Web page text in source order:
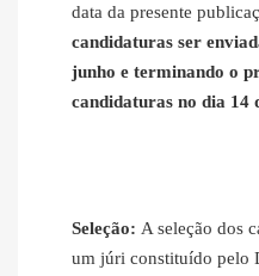
data da presente
candidaturas ser
junho e terminando o
candidaturas no dia 14
Seleção: A seleção dos
um júri constituído pelo